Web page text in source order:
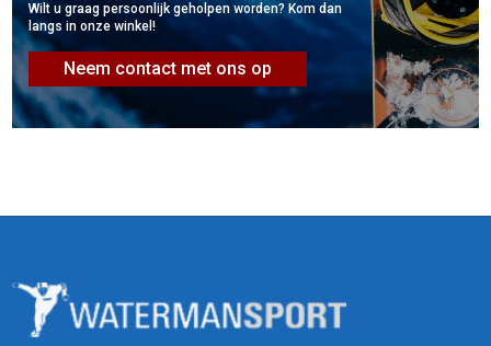
Wilt u graag persoonlijk geholpen worden? Kom dan
langs in onze winkel!
Neem contact met ons op